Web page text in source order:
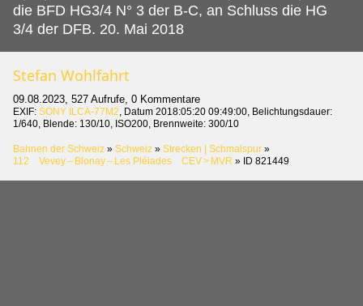
die BFD HG3/4 N° 3 der B-C, an Schluss die HG
3/4 der DFB. 20. Mai 2018
Stefan Wohlfahrt
09.08.2023, 527 Aufrufe, 0 Kommentare
EXIF: SONY ILCA-77M2 , Datum 2018:05:20 09:49:00, Belichtungsdauer:
1/640, Blende: 130/10, ISO200, Brennweite: 300/10
Bahnen der Schweiz » Schweiz » Strecken | Schmalspur »
112 Vevey – Blonay – Les Pléiades CEV > MVR » ID 821449